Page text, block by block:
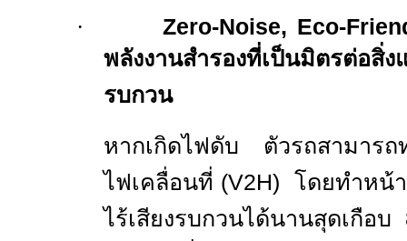
·
Zero-Noise, Eco-
พลังงานสำรองที่เป็นมิตรต่อสิ่ง
รบกวน
หากเกิดไฟดับ ตัวรถสามารถ
ไฟเคลื่อนที่ (V2H) โดยทำหน้
ไร้เสียงรบกวนได้นานสุดเกือบ